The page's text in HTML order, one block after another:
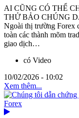
AI CŨNG CÓ THỂ
THỬ BẢO CHÚNG
Ngoài thị trường Forex
toàn các thành mõm
giao dịch…
có Video
10/02/2026 - 10:02
Xem thêm...